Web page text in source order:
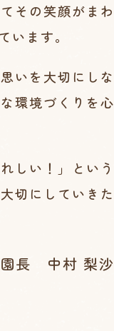
その笑顔がまわ
います。
いを大切にしな
環境づくりを心
しい！」という
切にしていきた
園長 中村 梨沙